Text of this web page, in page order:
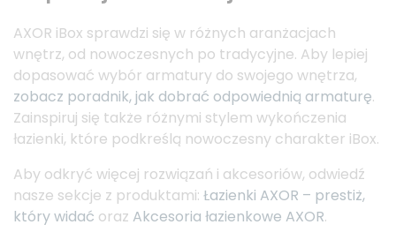
AXOR iBox sprawdzi się w różnych aranżacjach
wnętrz, od nowoczesnych po tradycyjne. Aby lepiej
dopasować wybór armatury do swojego wnętrza,
zobacz poradnik, jak dobrać odpowiednią armaturę.
Zainspiruj się także różnymi stylem wykończenia
łazienki, które podkreślą nowoczesny charakter iBox.
Aby odkryć więcej rozwiązań i akcesoriów, odwiedź
nasze sekcje z produktami: Łazienki AXOR – prestiż,
który widać oraz Akcesoria łazienkowe AXOR.